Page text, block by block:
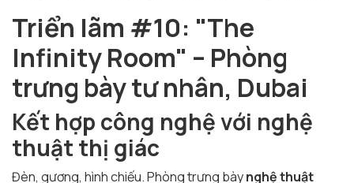
Triển lãm #10: "The
Infinity Room" – Phòng
trưng bày tư nhân, Dubai
Kết hợp công nghệ với nghệ
thuật thị giác
Đèn, gương, hình chiếu. Phòng trưng bàynghệ thuật